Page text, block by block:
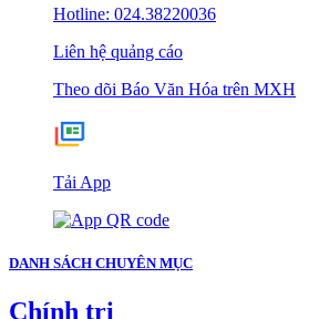
Hotline: 024.38220036
Liên hệ quảng cáo
Theo dõi Báo Văn Hóa trên MXH
Tải App
DANH SÁCH CHUYÊN MỤC
Chính trị